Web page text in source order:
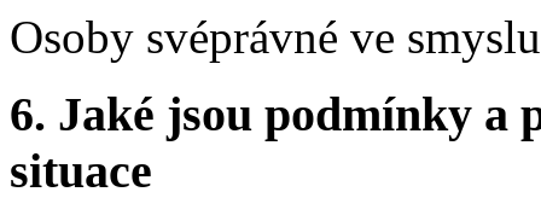
Osoby svéprávné ve
6. Jaké jsou podmínky a
situace